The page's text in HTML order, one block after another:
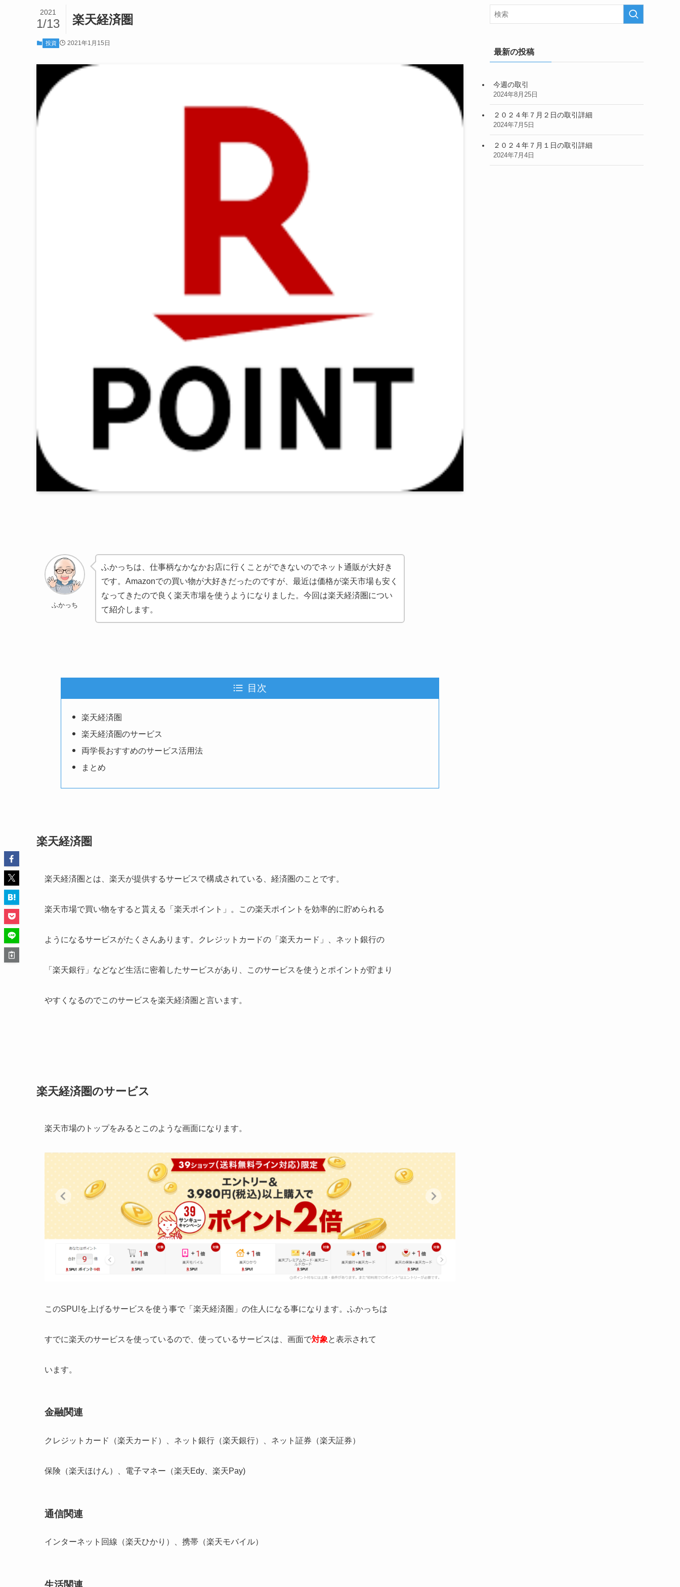
楽天経済圏
2021
1/13
投資 2021年1月15日
ふかっち
ふかっちは、仕事柄なかなかお店に行くことができないのでネット通販が大好き
です。Amazonでの買い物が大好きだったのですが、最近は価格が楽天市場も安く
なってきたので良く楽天市場を使うようになりました。今回は楽天経済圏につい
て紹介します。
目次
楽天経済圏
楽天経済圏のサービス
両学長おすすめのサービス活用法
まとめ
楽天経済圏
楽天経済圏とは、楽天が提供するサービスで構成されている、経済圏のことです。
楽天市場で買い物をすると貰える「楽天ポイント」。この楽天ポイントを効率的に貯められる
ようになるサービスがたくさんあります。クレジットカードの「楽天カード」、ネット銀行の
「楽天銀行」などなど生活に密着したサービスがあり、このサービスを使うとポイントが貯まり
やすくなるのでこのサービスを楽天経済圏と言います。
楽天経済圏のサービス
楽天市場のトップをみるとこのような画面になります。
このSPU!を上げるサービスを使う事で「楽天経済圏」の住人になる事になります。ふかっちは
すでに楽天のサービスを使っているので、使っているサービスは、画面で対象と表示されて
います。
金融関連
クレジットカード（楽天カード）、ネット銀行（楽天銀行）、ネット証券（楽天証券）
保険（楽天ほけん）、電子マネー（楽天Edy、楽天Pay)
通信関連
インターネット回線（楽天ひかり）、携帯（楽天モバイル）
生活関連
最新の投稿
今週の取引
2024年8月25日
２０２４年７月２日の取引詳細
2024年7月5日
２０２４年７月１日の取引詳細
2024年7月4日